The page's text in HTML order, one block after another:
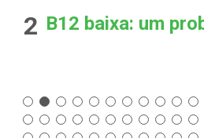
2 B12 baixa: um